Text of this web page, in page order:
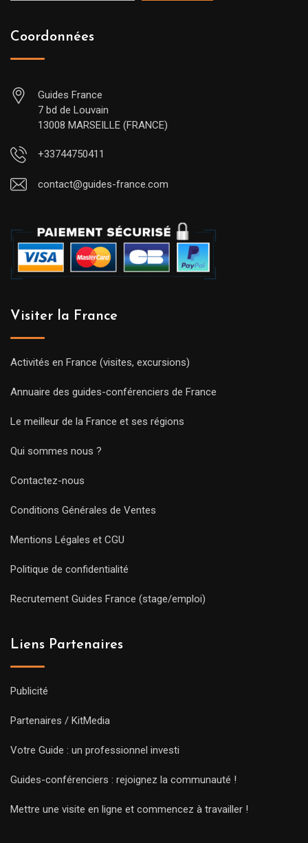
Coordonnées
Guides France
7 bd de Louvain
13008 MARSEILLE (FRANCE)
+33744750411
contact@guides-france.com
Visiter la France
Activités en France (visites, excursions)
Annuaire des guides-conférenciers de France
Le meilleur de la France et ses régions
Qui sommes nous ?
Contactez-nous
Conditions Générales de Ventes
Mentions Légales et CGU
Politique de confidentialité
Recrutement Guides France (stage/emploi)
Liens Partenaires
Publicité
Partenaires / KitMedia
Votre Guide : un professionnel investi
Guides-conférenciers : rejoignez la communauté !
Mettre une visite en ligne et commencez à travailler !